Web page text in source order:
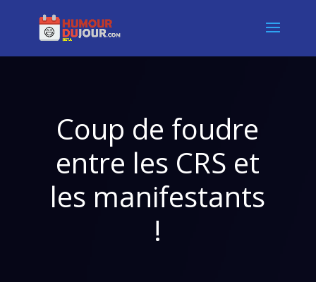
Coup de foudre
entre les CRS et
les manifestants
!